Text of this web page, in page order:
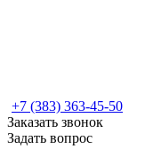
+7 (383) 363-45-50
Заказать звонок
Задать вопрос